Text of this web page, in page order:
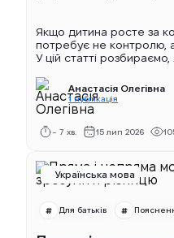
Якщо дитина росте за
потребує не контролю,
У цій статті розбираємо,
Анастасія Олегівна
1 публікація
~ 7 хв. 15 лип 2026
Українська мова
Для батьків